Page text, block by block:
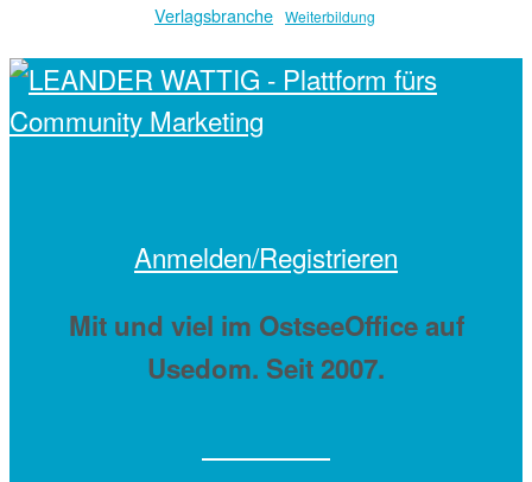
Verlagsbranche Weiterbildung
Anmelden/Registrieren
Mit und viel im OstseeOffice auf
Usedom. Seit 2007.